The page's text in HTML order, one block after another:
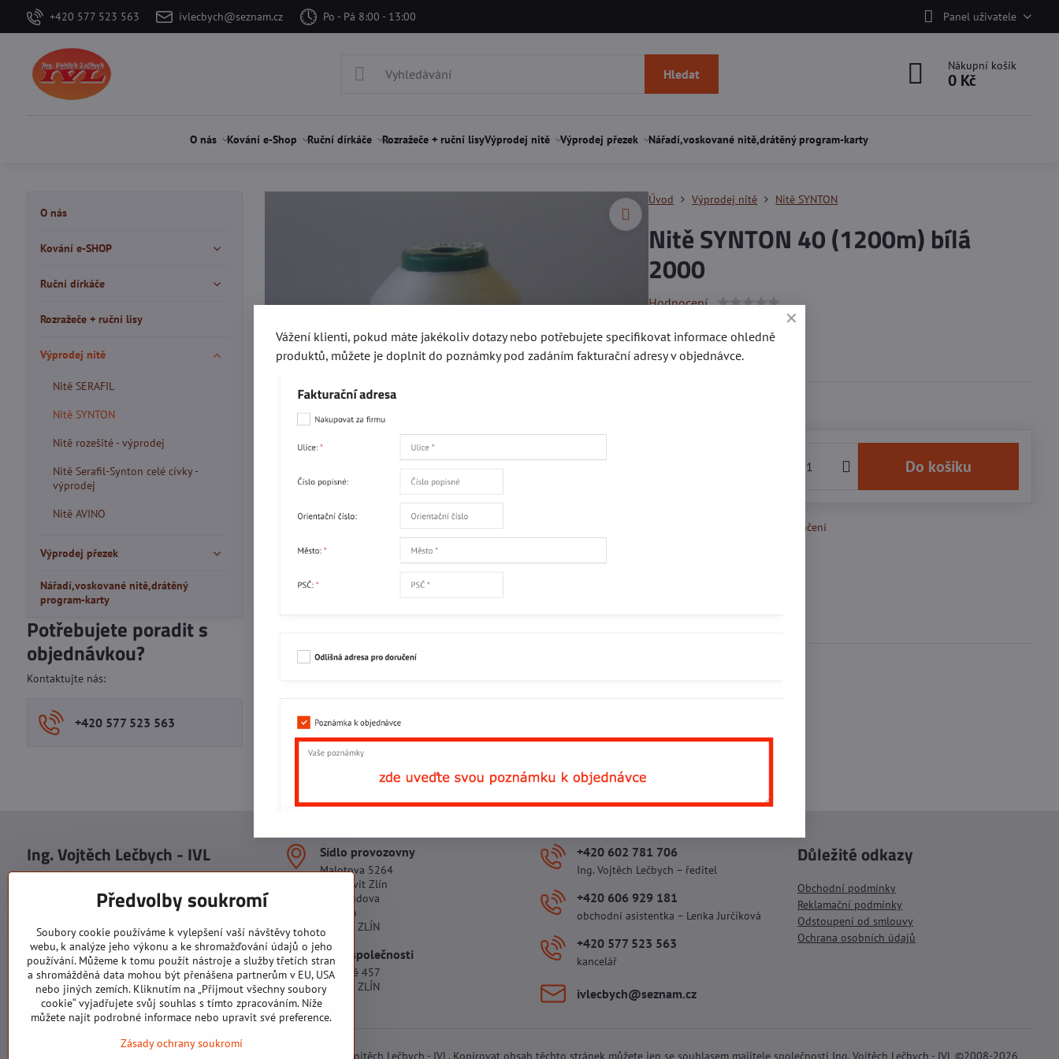
+420 577 523 563 ivlecbych@seznam.cz Po - Pá 8:00 - 13:00 Panel uživatele
Hledat
Nákupní košík
0 Kč
O nás Kování e-Shop Ruční dírkáče Rozražeče + ruční lisyVýprodej nitě Výprodej přezek Nářadí,voskované nitě,drátěný program-karty
Úvod Výprodej nitě Nitě SYNTON
Nitě SYNTON 40 (1200m) bílá
2000
Hodnocení
Čtěte více
Do košíku
Doručení
Více z kategorie
FacebookTwitter Bluesky
O nás
Kování e-SHOP
Ruční dírkáče
Rozražeče + ruční lisy
Výprodej nitě
Nitě SERAFIL
Nitě SYNTON
Nitě rozešité - výprodej
Nitě Serafil-Synton celé cívky -
výprodej
Nitě AVINO
Výprodej přezek
Nářadí,voskované nitě,drátěný
program-karty
Potřebujete poradit s
objednávkou?
Kontaktujte nás:
+420 577 523 563
Ing. Vojtěch Lečbych - IVL
DIČ: CZ5602130809
IČO: 29007356
DIČ: CZ29007356
Sídlo provozovny
Malotova 5264
Areál Svit Zlín
113. budova
1. patro
760 01 ZLÍN
Sídlo společnosti
U Hřiště 457
760 01 ZLÍN
+420 602 781 706
Ing. Vojtěch Lečbych – ředitel
+420 606 929 181
obchodní asistentka – Lenka Jurčíková
+420 577 523 563
kancelář
ivlecbych​@seznam​.cz
Důležité odkazy
Obchodní podmínky
Reklamační podmínky
Odstoupení od smlouvy
Ochrana osobních údajů
Všechny texty, obrázky a fotografie jsou majetkem společnosti Ing. Vojtěch Lečbych - IVL. Kopírovat obsah těchto stránek můžete jen se souhlasem majitele společnosti Ing. Vojtěch Lečbych - IVL ©2008-2026
Předvolby soukromí
Soubory cookie používáme k vylepšení vaší návštěvy tohoto
webu, k analýze jeho výkonu a ke shromažďování údajů o jeho
používání. Můžeme k tomu použít nástroje a služby třetích stran
a shromážděná data mohou být přenášena partnerům v EU, USA
nebo jiných zemích. Kliknutím na „Přijmout všechny soubory
cookie“ vyjadřujete svůj souhlas s tímto zpracováním. Níže
můžete najít podrobné informace nebo upravit své preference.
Zásady ochrany soukromí
Vážení klienti, pokud máte jakékoliv dotazy nebo potřebujete specifikovat informace ohledně
produktů, můžete je doplnit do poznámky pod zadáním fakturační adresy v objednávce.